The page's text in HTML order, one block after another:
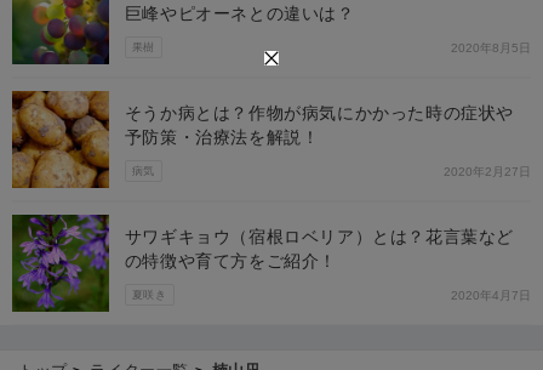
果樹
巨峰やピオーネとの違いは？
2020年8月5日
病気
そうか病とは？作物が病気にかかった時の症状や
予防策・治療法を解説！
2020年2月27日
夏咲き
サワギキョウ（宿根ロベリア）とは？花言葉など
の特徴や育て方をご紹介！
2020年4月7日